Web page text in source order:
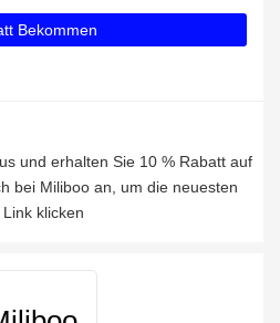
Bekommen
und erhalten Sie 10 % Rabatt auf
bei Miliboo an, um die neuesten
klicken